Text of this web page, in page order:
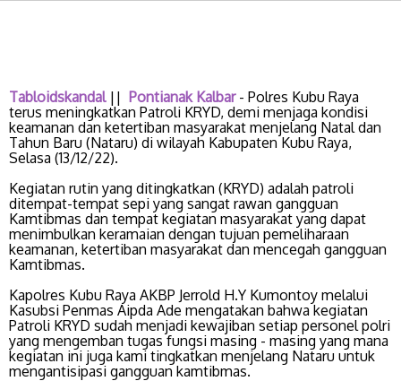
Tabloidskandal|| Pontianak Kalbar- Polres Kubu Raya
terus meningkatkan Patroli KRYD, demi menjaga kondisi
keamanan dan ketertiban masyarakat menjelang Natal dan
Tahun Baru (Nataru) di wilayah Kabupaten Kubu Raya,
Selasa (13/12/22).
Kegiatan rutin yang ditingkatkan (KRYD) adalah patroli
ditempat-tempat sepi yang sangat rawan gangguan
Kamtibmas dan tempat kegiatan masyarakat yang dapat
menimbulkan keramaian dengan tujuan pemeliharaan
keamanan, ketertiban masyarakat dan mencegah gangguan
Kamtibmas.
Kapolres Kubu Raya AKBP Jerrold H.Y Kumontoy melalui
Kasubsi Penmas Aipda Ade mengatakan bahwa kegiatan
Patroli KRYD sudah menjadi kewajiban setiap personel polri
yang mengemban tugas fungsi masing - masing yang mana
kegiatan ini juga kami tingkatkan menjelang Nataru untuk
mengantisipasi gangguan kamtibmas.